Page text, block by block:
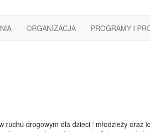
ORGANIZACJA PROGRAMY I
drogowym dla dzieci i młodzieży oraz